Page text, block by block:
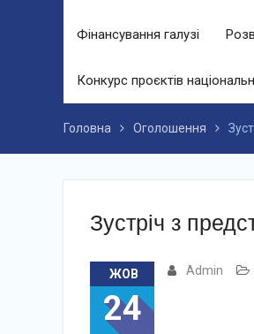
Фінансування галузі
Конкурс проєктів
Головна Оголошення
Зустріч з
ЖОВ
24
Admin